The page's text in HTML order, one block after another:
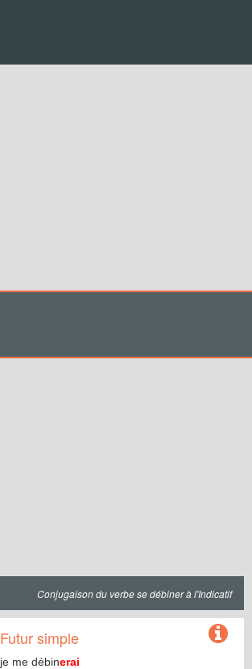
Conjugaison du verbe se débiner à l'Indicatif
Futur simple
je me débinerai